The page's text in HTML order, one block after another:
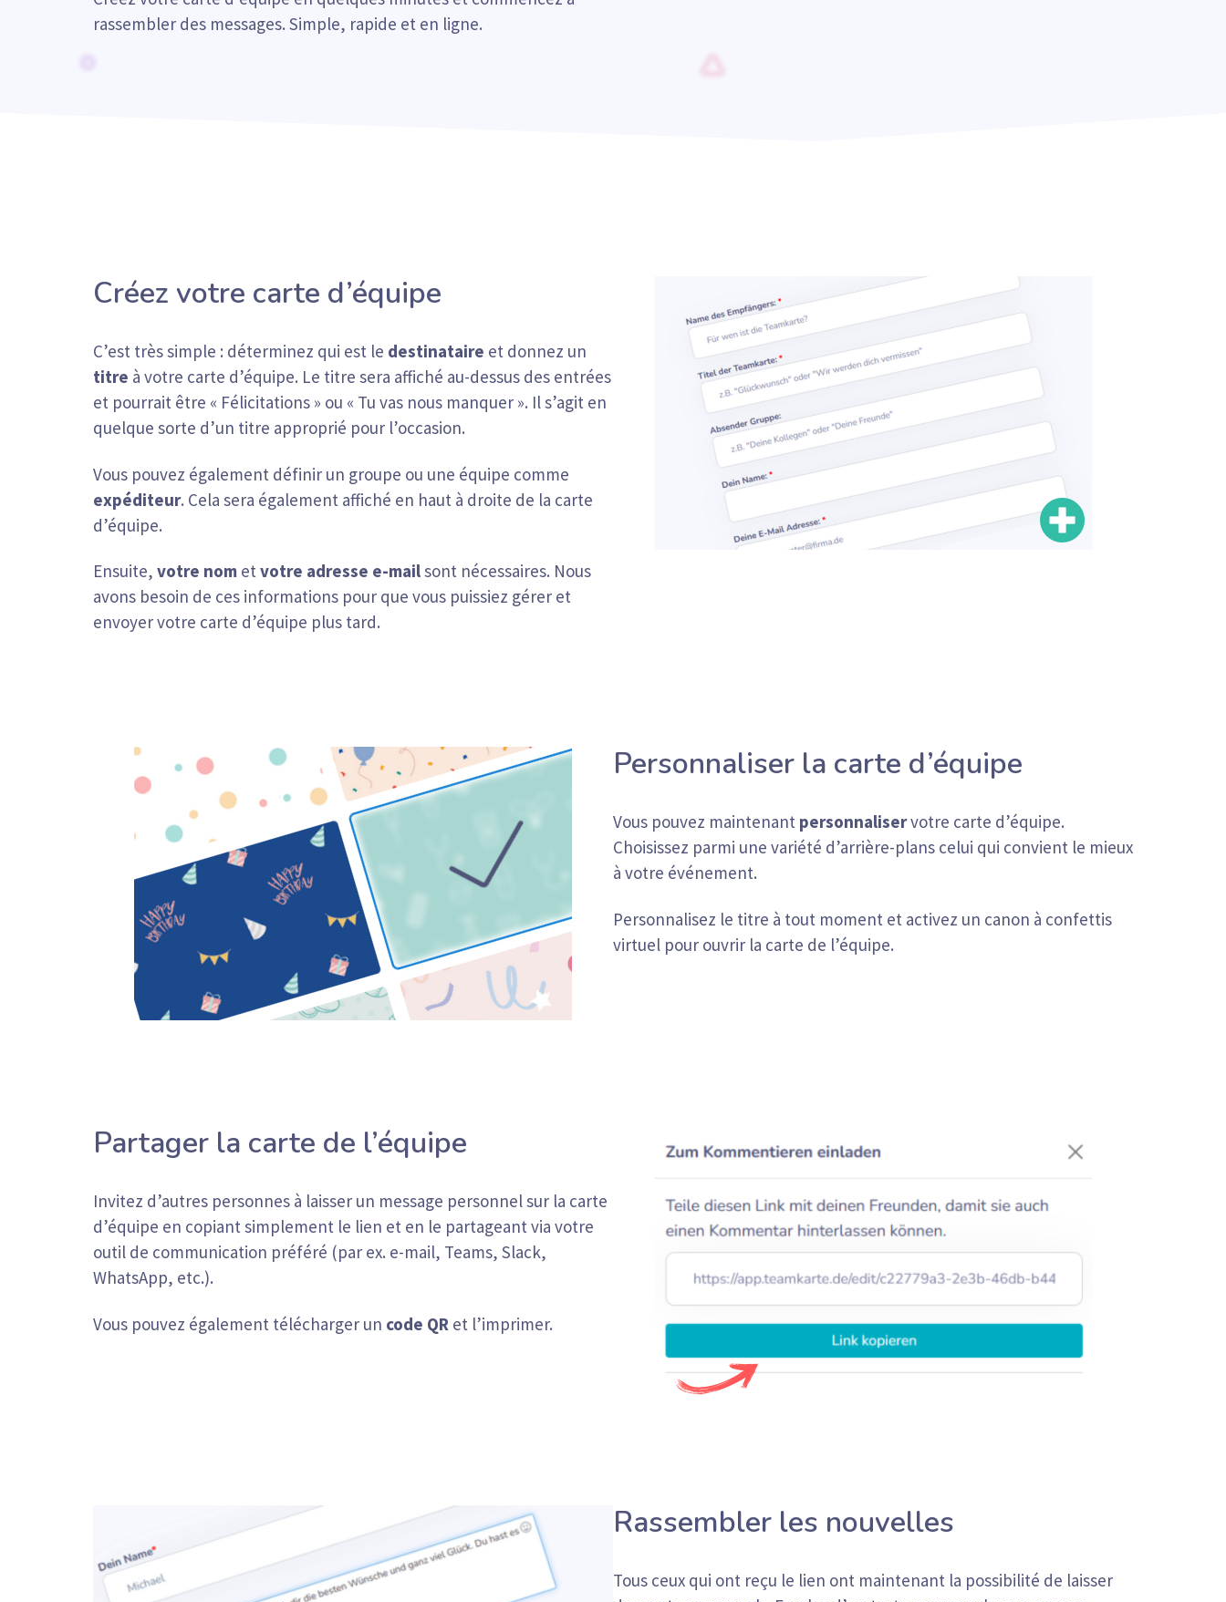
rassembler des messages. Simple, rapide et en ligne.
Créez votre carte d’équipe
C’est très simple : déterminez qui est le destinataire et donnez un
titre à votre carte d’équipe. Le titre sera affiché au-dessus des entrées
et pourrait être « Félicitations » ou « Tu vas nous manquer ». Il s’agit en
quelque sorte d’un titre approprié pour l’occasion.
Vous pouvez également définir un groupe ou une équipe comme
expéditeur. Cela sera également affiché en haut à droite de la carte
d’équipe.
Ensuite, votre nom etvotre adresse e-mailsont nécessaires. Nous
avons besoin de ces informations pour que vous puissiez gérer et
envoyer votre carte d’équipe plus tard.
Personnaliser la carte d’équipe
Vous pouvez maintenant personnaliservotre carte d’équipe.
Choisissez parmi une variété d’arrière-plans celui qui convient le mieux
à votre événement.
Personnalisez le titre à tout moment et activez un canon à confettis
virtuel pour ouvrir la carte de l’équipe.
Partager la carte de l’équipe
Invitez d’autres personnes à laisser un message personnel sur la carte
d’équipe en copiant simplement le lien et en le partageant via votre
outil de communication préféré (par ex. e-mail, Teams, Slack,
WhatsApp, etc.).
Vous pouvez également télécharger un code QR et l’imprimer.
Rassembler les nouvelles
Tous ceux qui ont reçu le lien ont maintenant la possibilité de laisser